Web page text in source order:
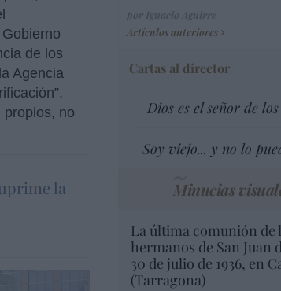
de los
Agencia
no
la
Artículos anteriores
Cartas al director
Dios es el señor de
Soy viejo... y no lo
Minucias
La última comunión de
hermanos de San Juan
30 de julio de 1936, en
(Tarragona)